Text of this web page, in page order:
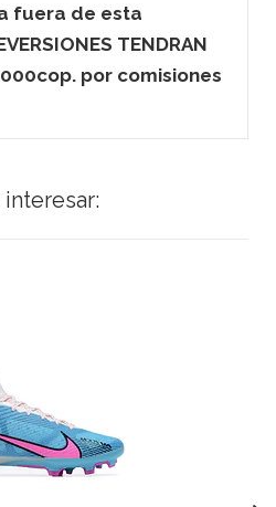
fuera de esta
TENDRAN
por comisiones